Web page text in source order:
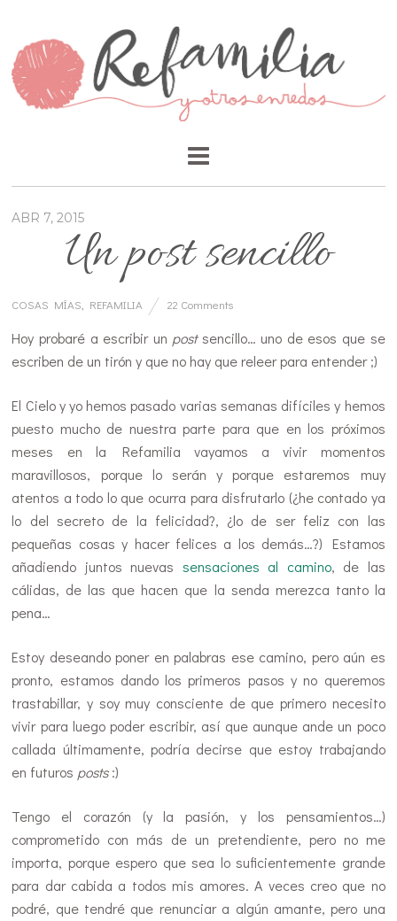
ABR 7, 2015
Un post sencillo
COSAS MÍAS REFAMILIA 22 Comments
Hoy probaré a escribir un postsencillo… uno de esos que se
escriben de un tirón y que no hay que releer para entender ;)
El Cielo y yo hemos pasado varias semanas difíciles y hemos
puesto mucho de nuestra parte para que en los próximos
meses en la Refamilia vayamos a vivir momentos
maravillosos, porque lo serán y porque estaremos muy
atentos a todo lo que ocurra para disfrutarlo (¿he contado ya
lo del secreto de la felicidad?, ¿lo de ser feliz con las
pequeñas cosas y hacer felices a los demás…?) Estamos
añadiendo juntos nuevas sensaciones al camino, de las
cálidas, de las que hacen que la senda merezca tanto la
pena…
Estoy deseando poner en palabras ese camino, pero aún es
pronto, estamos dando los primeros pasos y no queremos
trastabillar, y soy muy consciente de que primero necesito
vivir para luego poder escribir, así que aunque ande un poco
callada últimamente, podría decirse que estoy trabajando
en futuros posts:)
Tengo el corazón (y la pasión, y los pensamientos…)
comprometido con más de un pretendiente, pero no me
importa, porque espero que sea lo suficientemente grande
para dar cabida a todos mis amores. A veces creo que no
podré, que tendré que renunciar a algún amante, pero una